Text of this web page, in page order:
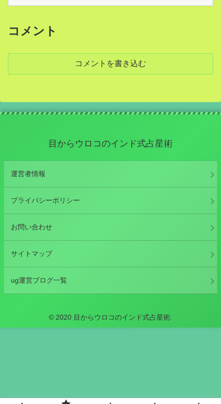
コメント
コメントを書き込む
目からウロコのインド式占星術
運営者情報
プライバシーポリシー
お問い合わせ
サイトマップ
ug運営ブログ一覧
© 2020 目からウロコのインド式占星術.